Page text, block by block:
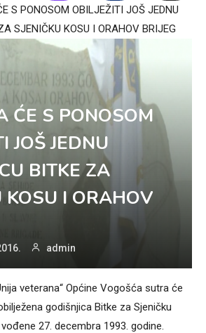
S PONOSOM OBILJEŽITI JOŠ JEDNU
SJENIČKU KOSU I ORAHOV BRIJEG
ĆE S PONOSOM
JOŠ JEDNU
BITKE ZA
KOSU I ORAHOV
admin
veterana“ Općine Vogošća sutra će
godišnjica Bitke za Sjeničku
27. decembra 1993. godine.